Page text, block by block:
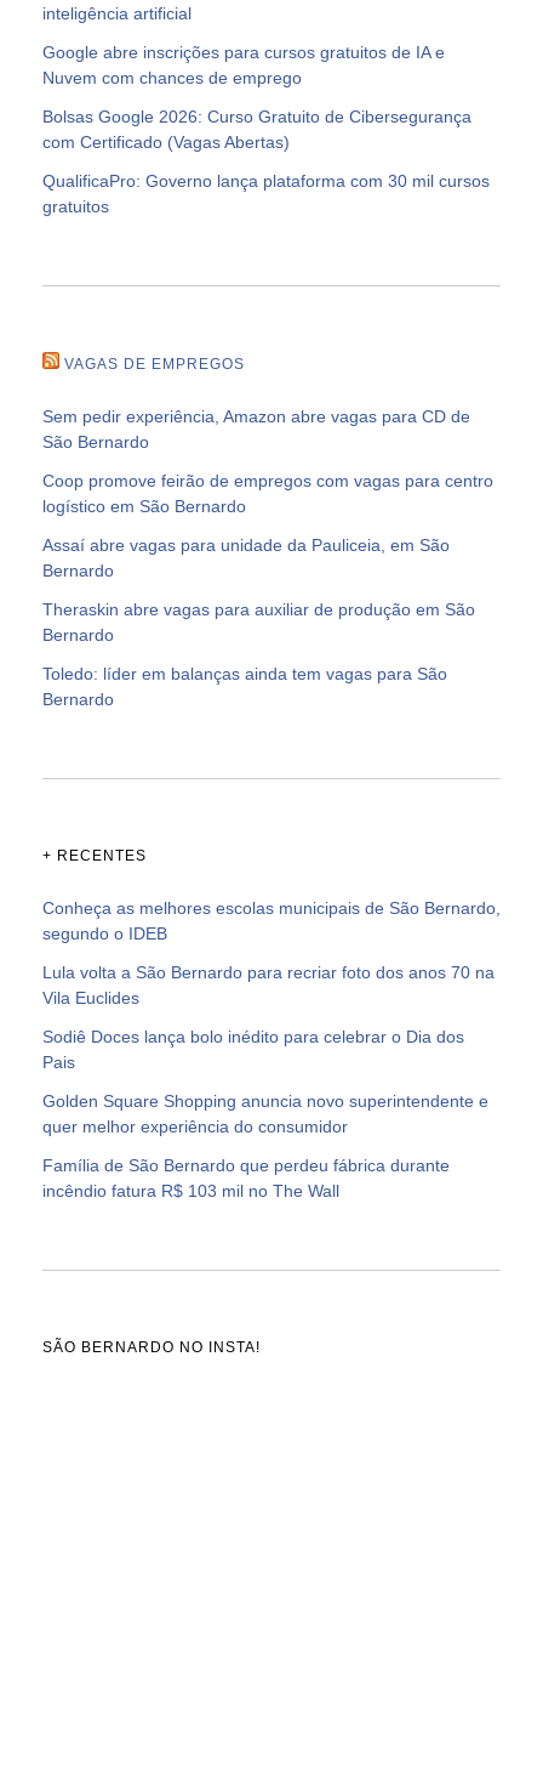
inteligência artificial
Google abre inscrições para cursos gratuitos de IA e
Nuvem com chances de emprego
Bolsas Google 2026: Curso Gratuito de Cibersegurança
com Certificado (Vagas Abertas)
QualificaPro: Governo lança plataforma com 30 mil cursos
gratuitos
VAGAS DE EMPREGOS
Sem pedir experiência, Amazon abre vagas para CD de
São Bernardo
Coop promove feirão de empregos com vagas para centro
logístico em São Bernardo
Assaí abre vagas para unidade da Pauliceia, em São
Bernardo
Theraskin abre vagas para auxiliar de produção em São
Bernardo
Toledo: líder em balanças ainda tem vagas para São
Bernardo
+ RECENTES
Conheça as melhores escolas municipais de São Bernardo,
segundo o IDEB
Lula volta a São Bernardo para recriar foto dos anos 70 na
Vila Euclides
Sodiê Doces lança bolo inédito para celebrar o Dia dos
Pais
Golden Square Shopping anuncia novo superintendente e
quer melhor experiência do consumidor
Família de São Bernardo que perdeu fábrica durante
incêndio fatura R$ 103 mil no The Wall
SÃO BERNARDO NO INSTA!